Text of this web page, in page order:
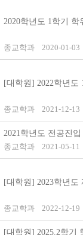
2020학년도 1학기
종교학과 2020-01-03
[대학원] 2022학년도
종교학과 2021-12-13
2021학년도 전공진
종교학과
2021-05-11
[대학원] 2023학년도
종교학과 2022-12-19
[대학원] 2025.2학기